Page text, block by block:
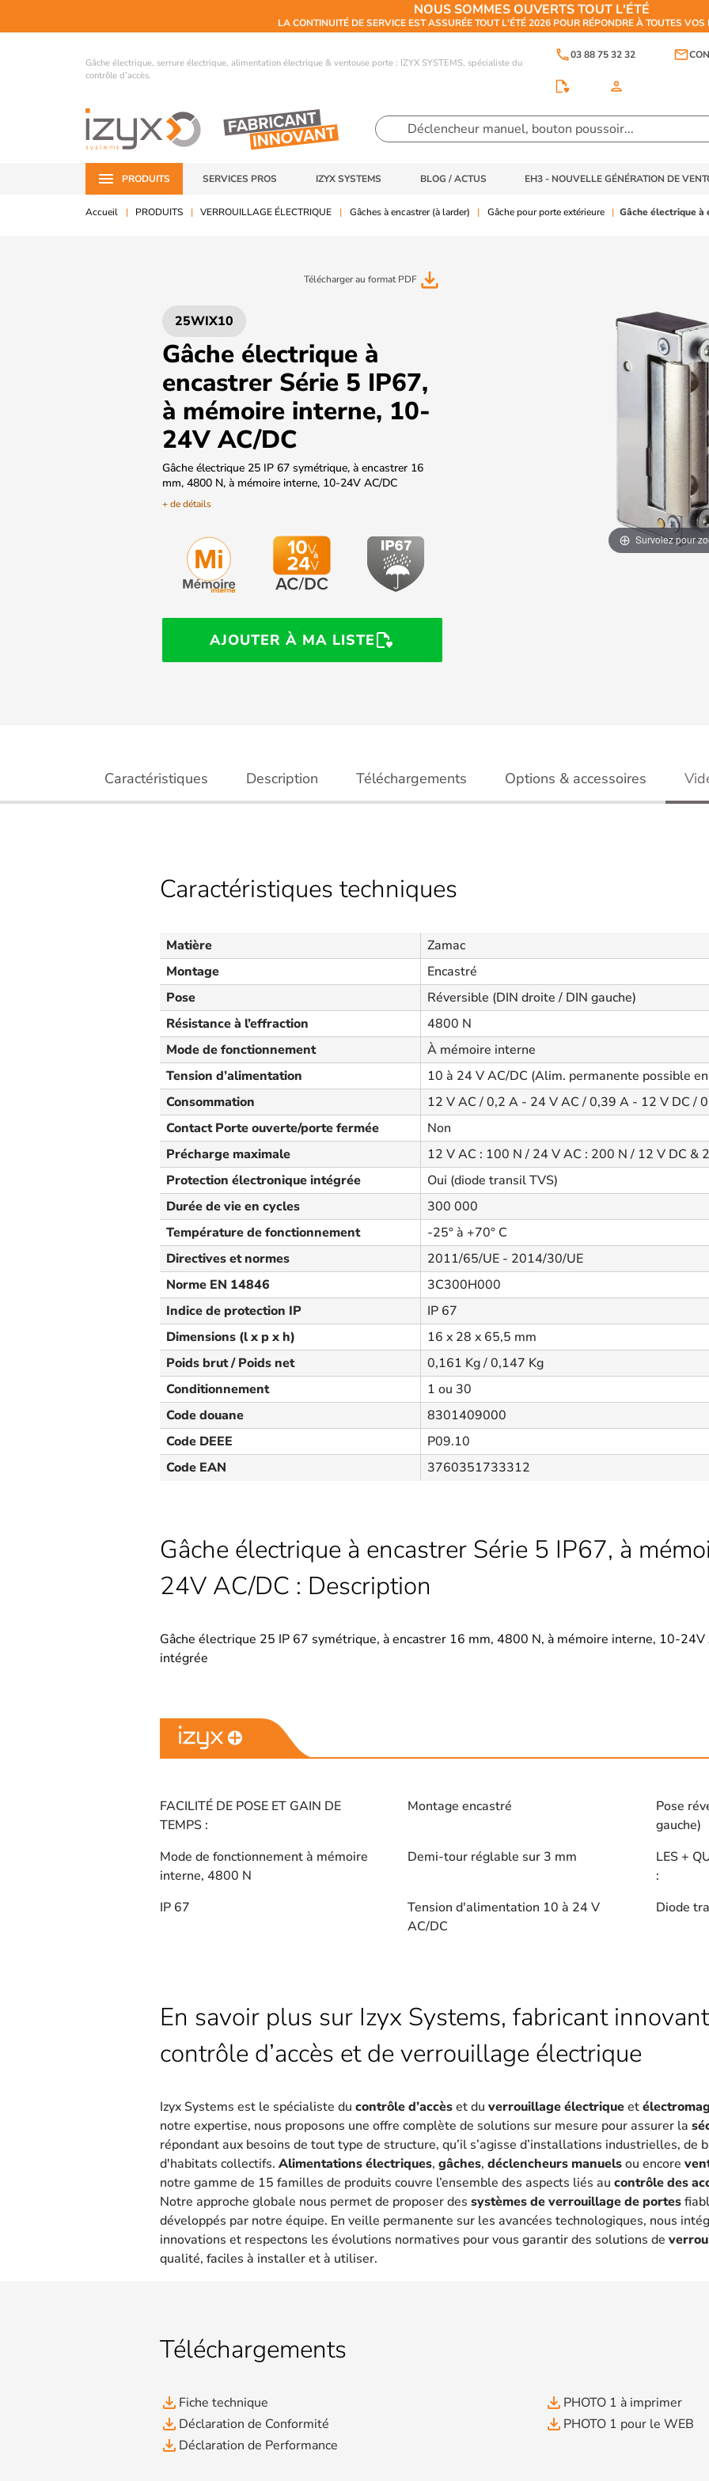
NOUS SOMMES OUVERTS TOUT L'ÉTÉ
LA CONTINUITÉ DE SERVICE EST ASSURÉE TOUT L'ÉTÉ 2026 POUR RÉPONDRE À TOUTES
Gâche électrique, serrure électrique, alimentation électrique & ventouse porte : IZYX SYSTEMS, spécialiste du
contrôle d’accès.
phone03 88 75 32 32 email
person
PRODUITS SERVICES PROS IZYX SYSTEMS BLOG / ACTUS EH3 - NOUVELLE GÉNÉRATION DE
Accueil PRODUITS VERROUILLAGE ÉLECTRIQUE Gâches à encastrer (à larder) Gâche pour porte extérieure Gâche électrique à
Télécharger au format PDF file_download
25WIX10
Gâche électrique à
encastrer Série 5 IP67,
à mémoire interne, 10-
24V AC/DC
Gâche électrique 25 IP 67 symétrique, à encastrer 16
mm, 4800 N, à mémoire interne, 10-24V AC/DC
+ de détails
AJOUTER À MA LISTE
Survolez pour
Caractéristiques Description Téléchargements Options & accessoires
Caractéristiques techniques
Matière
Zamac
Montage
Encastré
Pose
Réversible (DIN droite / DIN gauche)
Résistance à l’effraction
4800 N
Mode de fonctionnement
À mémoire interne
Tension d’alimentation
10 à 24 V AC/DC (Alim. permanente possible
Consommation
12 V AC / 0,2 A - 24 V AC / 0,39 A - 12 V DC /
Contact Porte ouverte/porte fermée
Non
Précharge maximale
12 V AC : 100 N / 24 V AC : 200 N / 12 V DC &
Protection électronique intégrée
Oui (diode transil TVS)
Durée de vie en cycles
300 000
Température de fonctionnement
-25° à +70° C
Directives et normes
2011/65/UE - 2014/30/UE
Norme EN 14846
3C300H000
Indice de protection IP
IP 67
Dimensions (l x p x h)
16 x 28 x 65,5 mm
Poids brut / Poids net
0,161 Kg / 0,147 Kg
Conditionnement
1 ou 30
Code douane
8301409000
Code DEEE
P09.10
Code EAN
3760351733312
Gâche électrique à encastrer Série 5 IP67, à
24V AC/DC : Description
Gâche électrique 25 IP 67 symétrique, à encastrer 16 mm, 4800 N, à mémoire interne, 10-
intégrée
FACILITÉ DE POSE ET GAIN DE
TEMPS :
Montage encastré
Pose
gauche)
Mode de fonctionnement à mémoire
interne, 4800 N
Demi-tour réglable sur 3 mm
LES +
:
IP 67
Tension d'alimentation 10 à 24 V
AC/DC
Diode
En savoir plus sur Izyx Systems, fabricant
contrôle d’accès et de verrouillage électrique
Izyx Systems est le spécialiste du contrôle d’accèset du verrouillage électriqueet
notre expertise, nous proposons une offre complète de solutions sur mesure pour assurer la
répondant aux besoins de tout type de structure, qu’il s’agisse d’installations industrielles, de
d'habitats collectifs. Alimentations électriques, gâches, déclencheurs manuelsou encore
notre gamme de 15 familles de produits couvre l’ensemble des aspects liés au contrôle des
Notre approche globale nous permet de proposer des systèmes de verrouillage de portes
développés par notre équipe. En veille permanente sur les avancées technologiques, nous
innovations et respectons les évolutions normatives pour vous garantir des solutions de
qualité, faciles à installer et à utiliser.
Téléchargements
file_download Fiche technique
file_download Déclaration de Conformité
file_download Déclaration de Performance
file_download PHOTO 1 à imprimer
file_download PHOTO 1 pour le WEB